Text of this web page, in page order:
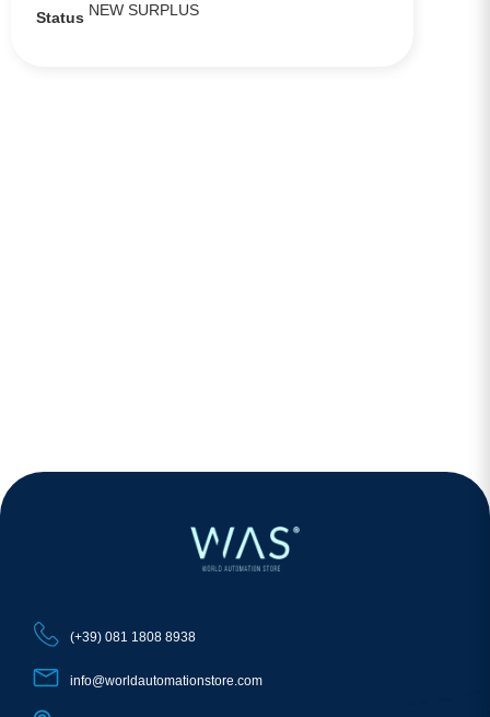
Status NEW SURPLUS
(+39) 081 1808 8938
info@worldautomationstore.com